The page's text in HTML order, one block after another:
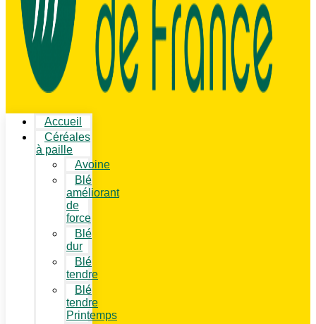
Accueil
Céréales
à paille
Avoine
Blé
améliorant
de
force
Blé
dur
Blé
tendre
Blé
tendre
Printemps